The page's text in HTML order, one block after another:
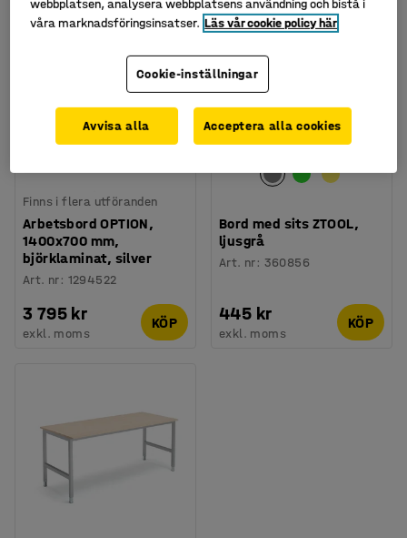
Finns i flera utföranden
Arbetsbord OPTION,
1400x700 mm,
björklaminat, silver
Art. nr: 1294522
3 795 kr
exkl. moms
KÖP
Bord med sits ZTOOL,
ljusgrå
Art. nr: 360856
445 kr
exkl. moms
KÖP
webbplatsen, analysera webbplatsens användning och bistå i
våra marknadsföringsinsatser. Läs vår cookie policy här
Cookie-inställningar
Avvisa alla Acceptera alla cookies